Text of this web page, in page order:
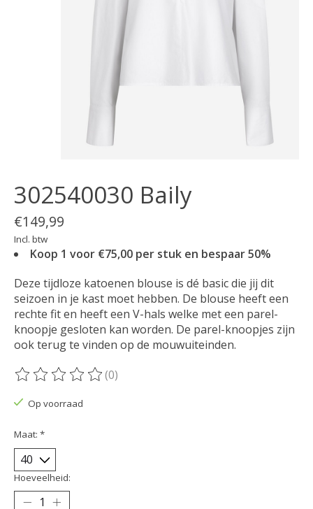
302540030 Baily
€149,99
Incl. btw
Koop 1 voor €75,00 per stuk en bespaar 50%
Deze tijdloze katoenen blouse is dé basic die jij dit
seizoen in je kast moet hebben. De blouse heeft een
rechte fit en heeft een V-hals welke met een parel-
knoopje gesloten kan worden. De parel-knoopjes zijn
ook terug te vinden op de mouwuiteinden.
De beoordeling van dit product is
(0)
Op voorraad
Maat: *
Hoeveelheid: